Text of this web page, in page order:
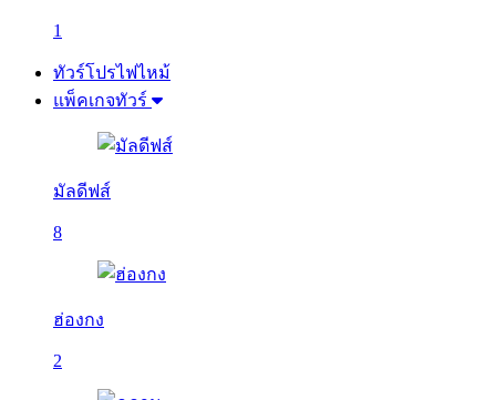
1
ทัวร์โปรไฟไหม้
แพ็คเกจทัวร์
มัลดีฟส์
8
ฮ่องกง
2